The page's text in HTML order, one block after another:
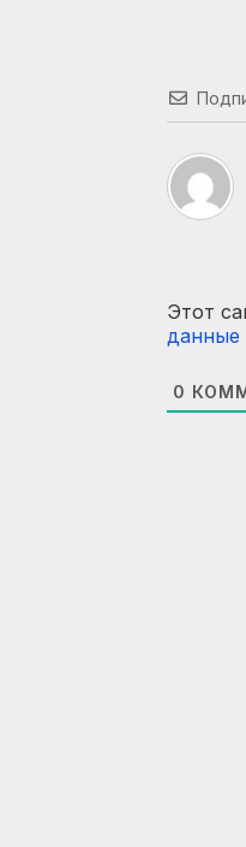
Этот
данные
0